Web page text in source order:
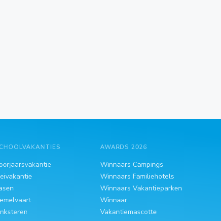
AWARDS 2026
Winnaars Campings
Winnaars Familiehotels
Winnaars Vakantieparken
Winnaar
Vakantiemascotte